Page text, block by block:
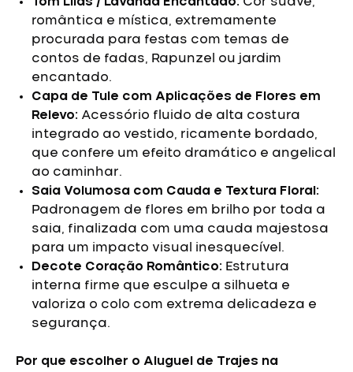
romântica e mística, extremamente
procurada para festas com temas de
contos de fadas, Rapunzel ou jardim
encantado.
Capa de Tule com Aplicações de Flores em
Relevo: Acessório fluido de alta costura
integrado ao vestido, ricamente bordado,
que confere um efeito dramático e angelical
ao caminhar.
Saia Volumosa com Cauda e Textura Floral:
Padronagem de flores em brilho por toda a
saia, finalizada com uma cauda majestosa
para um impacto visual inesquecível.
Decote Coração Romântico: Estrutura
interna firme que esculpe a silhueta e
valoriza o colo com extrema delicadeza e
segurança.
Por que escolher o Aluguel de Trajes na